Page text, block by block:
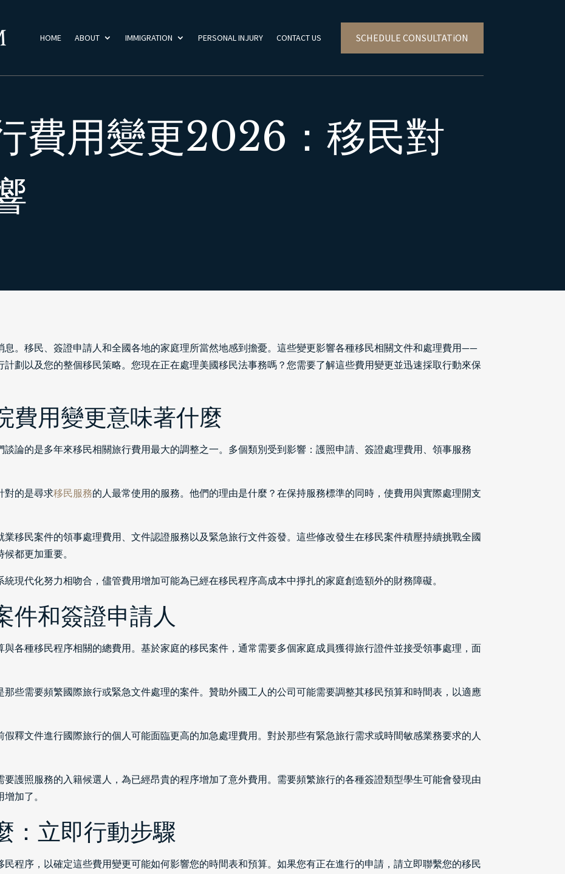
HOME ABOUT IMMIGRATION PERSONAL INJURY CONTACT US SCHEDULE CONSULTATiON
費用變更2026：移民對
息。移民、簽證申請人和全國各地的家庭理所當然地感到擔憂。這些變更影響各種移民相關文件和處理費用——
劃以及您的整個移民策略。您現在正在處理美國移民法事務嗎？您需要了解這些費用變更並迅速採取行動來保
費用變更意味著什麼
談論的是多年來移民相關旅行費用最大的調整之一。多個類別受到影響：護照申請、簽證處理費用、領事服務
對的是尋求移民服務的人最常使用的服務。他們的理由是什麼？在保持服務標準的同時，使費用與實際處理開支
移民案件的領事處理費用、文件認證服務以及緊急旅行文件簽發。這些修改發生在移民案件積壓持續挑戰全國
都更加重要。
現代化努力相吻合，儘管費用增加可能為已經在移民程序高成本中掙扎的家庭創造額外的財務障礙。
件和簽證申請人
各種移民程序相關的總費用。基於家庭的移民案件，通常需要多個家庭成員獲得旅行證件並接受領事處理，面
些需要頻繁國際旅行或緊急文件處理的案件。贊助外國工人的公司可能需要調整其移民預算和時間表，以適應
釋文件進行國際旅行的個人可能面臨更高的加急處理費用。對於那些有緊急旅行需求或時間敏感業務要求的人
護照服務的入籍候選人，為已經昂貴的程序增加了意外費用。需要頻繁旅行的各種簽證類型學生可能會發現由
加了。
：立即行動步驟
程序，以確定這些費用變更可能如何影響您的時間表和預算。如果您有正在進行的申請，請立即聯繫您的移民